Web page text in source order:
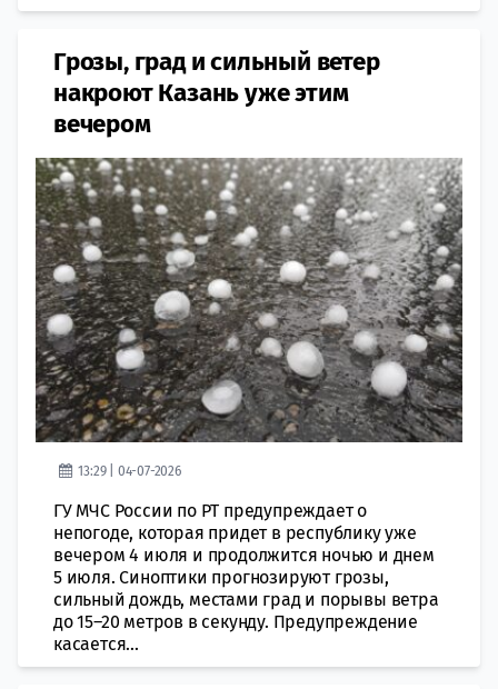
Грозы, град и сильный ветер
накроют Казань уже этим
вечером
13:29 | 04-07-2026
ГУ МЧС России по РТ предупреждает о
непогоде, которая придет в республику уже
вечером 4 июля и продолжится ночью и днем
5 июля. Синоптики прогнозируют грозы,
сильный дождь, местами град и порывы ветра
до 15–20 метров в секунду. Предупреждение
касается...